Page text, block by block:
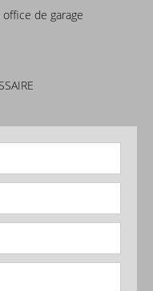
de garage